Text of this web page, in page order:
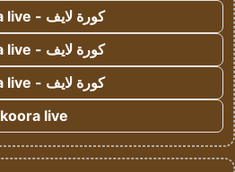
كورة لايف - koora live
كورة لايف - koora live
كورة لايف - koora live
koora live